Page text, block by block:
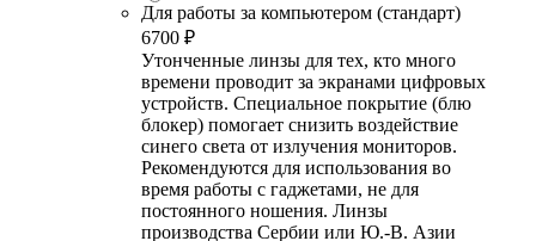
Для работы за компьютером (стандарт)
6700 ₽
Утонченные линзы для тех, кто много
времени проводит за экранами цифровых
устройств. Специальное покрытие (блю
блокер) помогает снизить воздействие
синего света от излучения мониторов.
Рекомендуются для использования во
время работы с гаджетами, не для
постоянного ношения. Линзы
производства Сербии или Ю.-В. Азии